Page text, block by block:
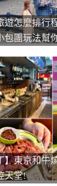
遊怎麼排行
包團玩法幫
】東京和牛
天堂!